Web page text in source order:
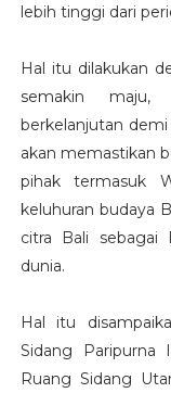
lebih tinggi dari
Hal itu dilakukan
semakin maju,
berkelanjutan
akan memastikan
pihak termasuk
keluhuran budaya
citra Bali sebagai
dunia.
Hal itu
Sidang
Ruang Sidang